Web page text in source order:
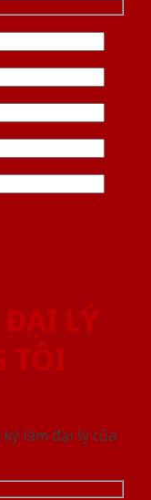
LÝ
TÔI
làm đại lý của